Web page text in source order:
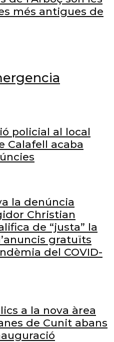
més antigues de
policial al local
Calafell acaba
la denúncia
Christian
de “justa” la
gratuïts
del COVID-
a la nova àrea
de Cunit abans